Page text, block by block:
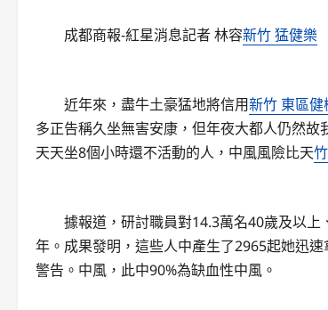
成都商報-紅星消息記者 林容新竹 猛健樂
近年來，盡牛土豪猛地將信用新竹 東區健
多正告稱久坐無害安康，但年夜大都人仍然
天天坐8個小時還不活動的人，中風風險比天
據報道，研討職員對14.3萬名40歲及以上
年。成果發明，這些人中產生了2965起她迅
警告。中風，此中90%為缺血性中風。